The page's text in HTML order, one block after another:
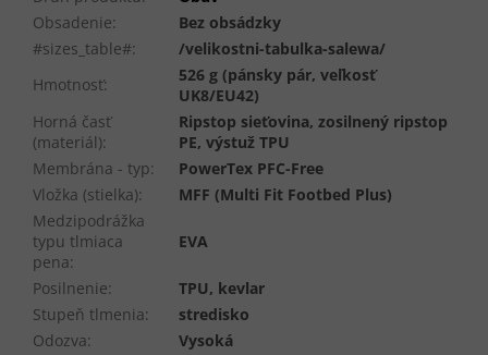
Obsadenie:
Bez obsádzky
#sizes_table#:
/velikostni-tabulka-salewa/
Hmotnosť:
526 g (pánsky pár, veľkosť
UK8/EU42)
Horná časť
(materiál):
Ripstop sieťovina, zosilnený ripstop
PE, výstuž TPU
Membrána - typ:
PowerTex PFC-Free
Vložka (stielka):
MFF (Multi Fit Footbed Plus)
Medzipodrážka
typu tlmiaca
pena:
EVA
Posilnenie:
TPU, kevlar
Stupeň tlmenia:
stredisko
Odozva:
Vysoká